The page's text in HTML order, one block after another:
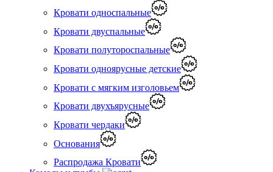
Кровати односпальные
Кровати двуспальные
Кровати полутороспальные
Кровати одноярусные детские
Кровати с мягким изголовьем
Кровати двухъярусные
Кровати чердаки
Основания
Распродажа Кровати